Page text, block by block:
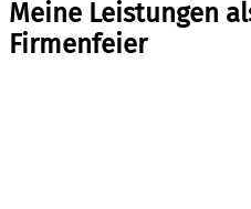
Meine Leistungen
Firmenfeier